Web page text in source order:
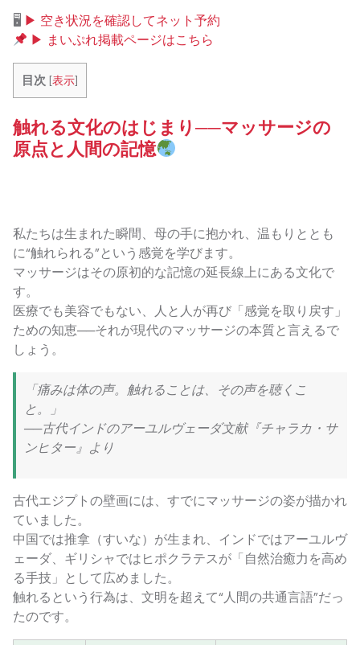
🖥 ▶ 空き状況を確認してネット予約
▶ まいぷれ掲載ページはこちら
目次 [表示]
触れる文化のはじまり──マッサージの
原点と人間の記憶
私たちは生まれた瞬間、母の手に抱かれ、温もりととも
に“触れられる”という感覚を学びます。
マッサージはその原初的な記憶の延長線上にある文化で
す。
医療でも美容でもない、人と人が再び「感覚を取り戻す」
ための知恵──それが現代のマッサージの本質と言えるで
しょう。
「痛みは体の声。触れることは、その声を聴くこ
と。」
──古代インドのアーユルヴェーダ文献『チャラカ・サ
ンヒター』より
古代エジプトの壁画には、すでにマッサージの姿が描かれ
ていました。
中国では推拿（すいな）が生まれ、インドではアーユルヴ
ェーダ、ギリシャではヒポクラテスが「自然治癒力を高め
る手技」として広めました。
触れるという行為は、文明を超えて“人間の共通言語”だっ
たのです。